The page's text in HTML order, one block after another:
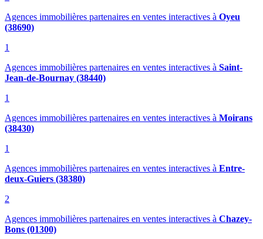
Agences immobilières partenaires en ventes interactives à Oyeu
(38690)
1
Agences immobilières partenaires en ventes interactives à Saint-
Jean-de-Bournay (38440)
1
Agences immobilières partenaires en ventes interactives à Moirans
(38430)
1
Agences immobilières partenaires en ventes interactives à Entre-
deux-Guiers (38380)
2
Agences immobilières partenaires en ventes interactives à Chazey-
Bons (01300)